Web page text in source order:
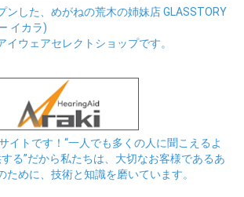
ンした、めがねの荒木の姉妹店 GLASSTORY
イカラ)
イウェアセレクトショップです。
イトです！“一人でも多くの人に聞こえるよ
る”だから私たちは、大切なお客様であるあ
ために、技術と知識を磨いています。